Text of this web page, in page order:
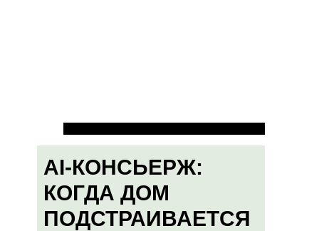
AI-КОНСЬЕРЖ:
КОГДА ДОМ
ПОДСТРАИВАЕТСЯ